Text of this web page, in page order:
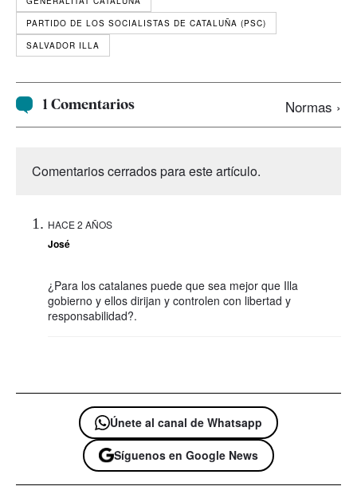
PARTIDO DE LOS SOCIALISTAS DE CATALUÑA (PSC)
SALVADOR ILLA
1 Comentarios Normas ›
Comentarios cerrados para este artículo.
HACE 2 AÑOS
José
¿Para los catalanes puede que sea mejor que Illa
gobierno y ellos dirijan y controlen con libertad y
responsabilidad?.
Únete al canal de Whatsapp
Síguenos en Google News